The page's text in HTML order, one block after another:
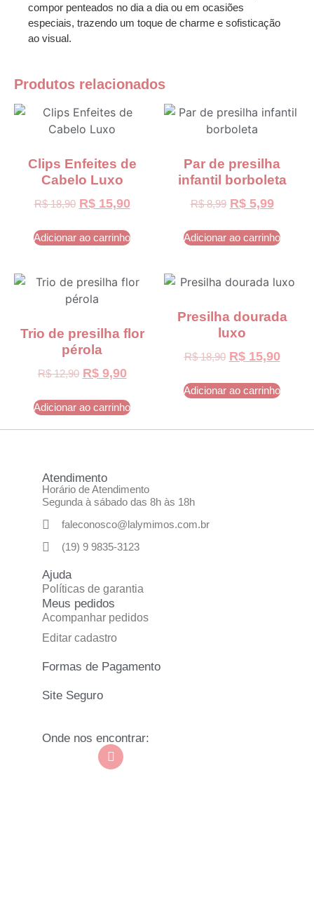
compor penteados no dia a dia ou em ocasiões
especiais, trazendo um toque de charme e sofisticação
ao visual.
Produtos relacionados
Clips Enfeites de
Cabelo Luxo
R$18,90 R$15,90
Adicionar ao carrinho
Par de presilha
infantil borboleta
R$8,99 R$5,99
Adicionar ao carrinho
Trio de presilha flor
pérola
R$12,90 R$9,90
Adicionar ao carrinho
Presilha dourada
luxo
R$18,90 R$15,90
Adicionar ao carrinho
Atendimento
Horário de Atendimento
Segunda à sábado das 8h às 18h
faleconosco@lalymimos.com.br
(19) 9 9835-3123
Ajuda
Políticas de garantia
Meus pedidos
Acompanhar pedidos
Editar cadastro
Formas de Pagamento
Site Seguro
Onde nos encontrar: